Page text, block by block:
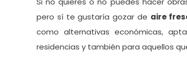
pero sí te gustaría gozar de aire
como alternativas económicas,
residencias y también para aquellos